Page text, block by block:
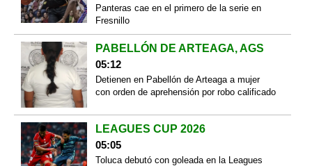
Panteras cae en el primero de la serie en
Fresnillo
PABELLÓN DE ARTEAGA, AGS
05:12
Detienen en Pabellón de Arteaga a mujer
con orden de aprehensión por robo calificado
LEAGUES CUP 2026
05:05
Toluca debutó con goleada en la Leagues